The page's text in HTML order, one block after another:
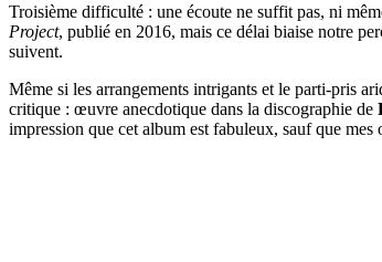
Troisième difficulté : une écoute ne suffit pas, ni
Project, publié en 2016, mais ce délai biaise notre
suivent.
Même si les arrangements intrigants et le parti-pris
critique : œuvre anecdotique dans la discographie de
impression que cet album est fabuleux, sauf que